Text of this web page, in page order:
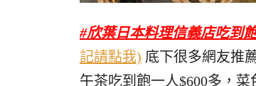
#欣葉日本料理信義店吃到
記請點我) 底下很多網友推
午茶吃到飽一人$600多，